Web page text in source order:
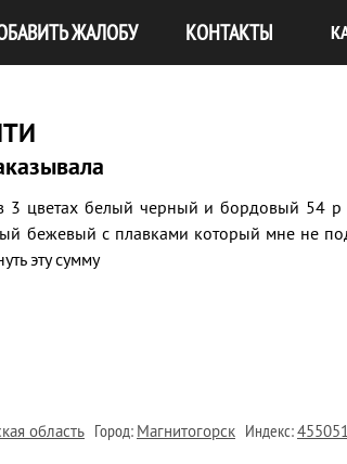
ЖАЛОБУ КОНТАКТЫ
3 цветах белый черный и бордовый 54 р
бежевый с плавками который мне не
эту сумму
область Город:Магнитогорск Индекс: